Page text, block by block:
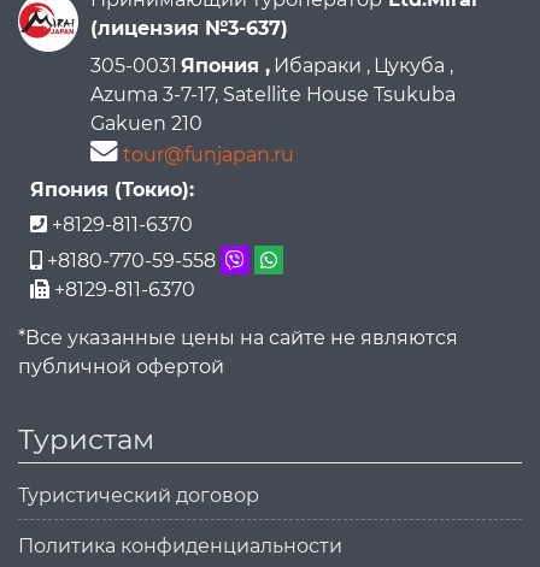
(лицензия №3-637)
305-0031 Япония , Ибараки , Цукуба ,
Azuma 3-7-17, Satellite House Tsukuba
Gakuen 210
tour@funjapan.ru
Япония (Токио):
+8129-811-6370
+8180-770-59-558
+8129-811-6370
*Все указанные цены на сайте не являются
публичной офертой
Туристам
Туристический договор
Политика конфиденциальности